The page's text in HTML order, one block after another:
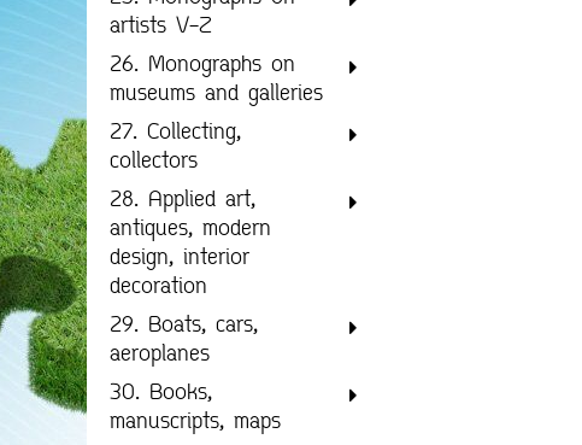
artists V-Z
26. Monographs on
museums and galleries
27. Collecting,
collectors
28. Applied art,
antiques, modern
design, interior
decoration
29. Boats, cars,
aeroplanes
30. Books,
manuscripts, maps